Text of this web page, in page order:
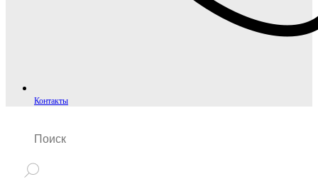
Контакты